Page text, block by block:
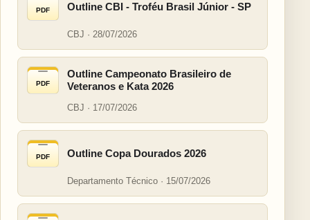
PDF Outline CBI - Troféu Brasil Júnior - SP
CBJ · 28/07/2026
PDF
Outline Campeonato Brasileiro de
Veteranos e Kata 2026
CBJ · 17/07/2026
PDF Outline Copa Dourados 2026
Departamento Técnico · 15/07/2026